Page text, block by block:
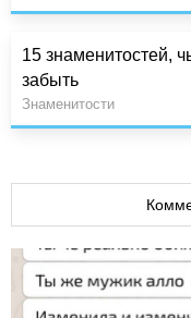
15 знаменитостей,
забыть
Знаменитости